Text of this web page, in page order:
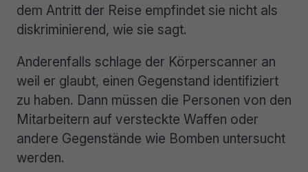
dem Antritt der Reise empfindet sie nicht als
diskriminierend, wie sie sagt.
Anderenfalls schlage der Körperscanner an
weil er glaubt, einen Gegenstand identifiziert
zu haben. Dann müssen die Personen von den
Mitarbeitern auf versteckte Waffen oder
andere Gegenstände wie Bomben untersucht
werden.